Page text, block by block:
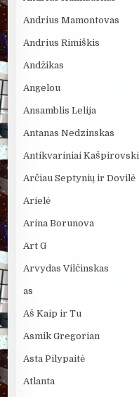
Andrius Mamontovas
Andrius Rimiškis
Andžikas
Angelou
Ansamblis Lelija
Antanas Nedzinskas
Antikvariniai
Arčiau Septynių ir Dovilė
Arielė
Arina Borunova
Art G
Arvydas Vilčinskas
as
Aš Kaip ir Tu
Asmik Gregorian
Asta Pilypaitė
Atlanta